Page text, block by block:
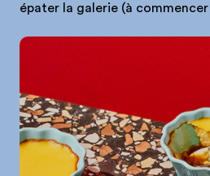
épater la galerie (à